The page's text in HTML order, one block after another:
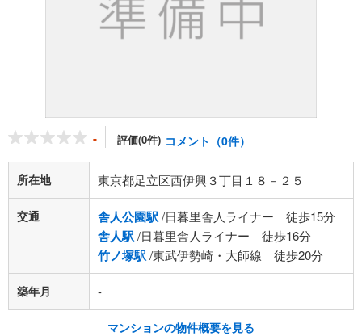
- 評価(0件) コメント（0件）
所在地 東京都足立区西伊興３丁目１８－２５
交通 舎人公園駅/日暮里舎人ライナー 徒歩15分
舎人駅/日暮里舎人ライナー 徒歩16分
竹ノ塚駅/東武伊勢崎・大師線 徒歩20分
築年月 -
マンションの物件概要を見る